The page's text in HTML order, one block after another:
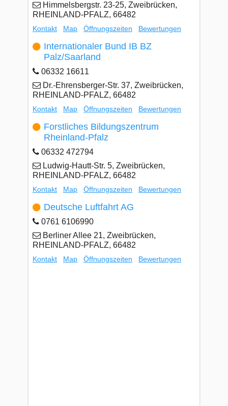
Himmelsbergstr. 23-25, Zweibrücken,
RHEINLAND-PFALZ, 66482
Kontakt Map Öffnungszeiten Bewertungen
Internationaler Bund IB BZ
Palz/Saarland
06332 16611
Dr.-Ehrensberger-Str. 37, Zweibrücken,
RHEINLAND-PFALZ, 66482
Kontakt Map Öffnungszeiten Bewertungen
Forstliches Bildungszentrum
Rheinland-Pfalz
06332 472794
Ludwig-Hautt-Str. 5, Zweibrücken,
RHEINLAND-PFALZ, 66482
Kontakt Map Öffnungszeiten Bewertungen
Deutsche Luftfahrt AG
0761 6106990
Berliner Allee 21, Zweibrücken,
RHEINLAND-PFALZ, 66482
Kontakt Map Öffnungszeiten Bewertungen